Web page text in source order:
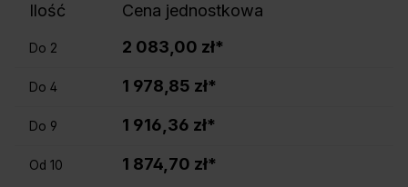
Ilość Cena jednostkowa
Do 2 2 083,00 zł*
Do 4 1 978,85 zł*
Do 9 1 916,36 zł*
Od 10 1 874,70 zł*